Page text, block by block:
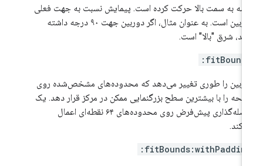
به سمت بالا حرکت کرده است. پیمایش نسبت به جهت فعلی
دوربین است. به عنوان مثال، اگر دوربین جهت ۹۰ درجه داشته
شرق "بالا" است.
را طوری تغییر می‌دهد که محدوده‌های مشخص‌شده روی
را با بیشترین سطح بزرگنمایی ممکن در مرکز قرار دهد. یک
فاصله‌گذاری پیش‌فرض روی محدوده‌های ۶۴ نقطه‌ای اعمال